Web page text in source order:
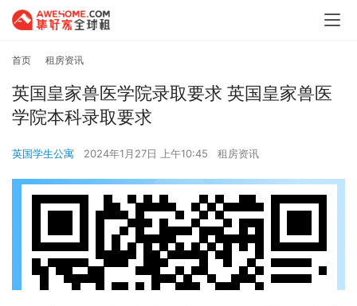
首页 租房资讯
英国皇家兽医学院录取要求 英国皇家兽医
学院本科录取要求
英国学生公寓 2024年1月27日 上午10:45 租房资讯